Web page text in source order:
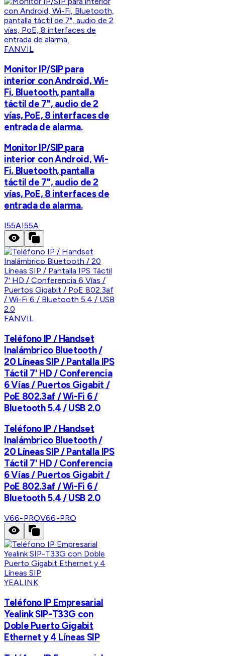
FANVIL
Monitor IP/SIP para
interior con Android, Wi-
Fi, Bluetooth, pantalla
táctil de 7", audio de 2
vías, PoE, 8 interfaces de
entrada de alarma.
Monitor IP/SIP para
interior con Android, Wi-
Fi, Bluetooth, pantalla
táctil de 7", audio de 2
vías, PoE, 8 interfaces de
entrada de alarma.
I55AI55A
FANVIL
Teléfono IP / Handset
Inalámbrico Bluetooth /
20 Líneas SIP / Pantalla IPS
Táctil 7' HD / Conferencia
6 Vías / Puertos Gigabit /
PoE 802.3af / Wi-Fi 6 /
Bluetooth 5.4 / USB 2.0
Teléfono IP / Handset
Inalámbrico Bluetooth /
20 Líneas SIP / Pantalla IPS
Táctil 7' HD / Conferencia
6 Vías / Puertos Gigabit /
PoE 802.3af / Wi-Fi 6 /
Bluetooth 5.4 / USB 2.0
V66-PROV66-PRO
YEALINK
Teléfono IP Empresarial
Yealink SIP-T33G con
Doble Puerto Gigabit
Ethernet y 4 Líneas SIP